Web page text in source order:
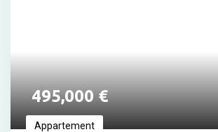
495,000€
Appartement